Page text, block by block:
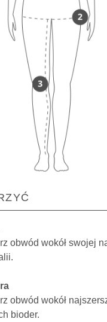
obwód wokół swojej
obwód wokół
bioder.